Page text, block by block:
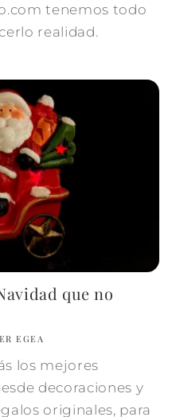
tenemos todo
realidad.
que no
EGEA
los mejores
decoraciones y
originales, para